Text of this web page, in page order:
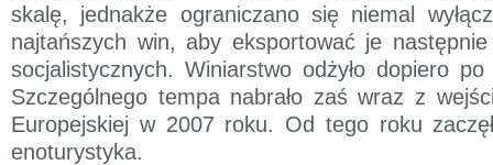
skalę, jednakże ograniczano się niemal
najtańszych win, aby eksportować je
socjalistycznych. Winiarstwo odżyło dopiero
Szczególnego tempa nabrało zaś wraz z
Europejskiej w 2007 roku. Od tego roku
enoturystyka.